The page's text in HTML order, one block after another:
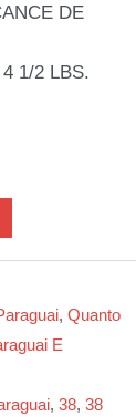
DE
1/2 LBS.
, Quanto
E
, 38, 38